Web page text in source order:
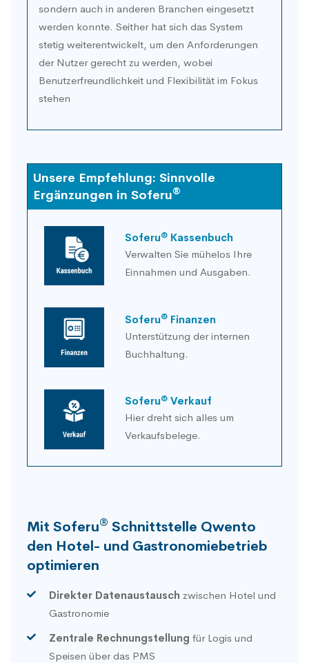
sondern auch in anderen Branchen eingesetzt
werden konnte. Seither hat sich das System
stetig weiterentwickelt, um den Anforderungen
der Nutzer gerecht zu werden, wobei
Benutzerfreundlichkeit und Flexibilität im Fokus
stehen
Unsere Empfehlung: Sinnvolle
Ergänzungen in Soferu®
Soferu®Kassenbuch
Verwalten Sie mühelos Ihre
Einnahmen und Ausgaben.
Soferu®Finanzen
Unterstützung der internen
Buchhaltung.
Soferu®Verkauf
Hier dreht sich alles um
Verkaufsbelege.
Mit Soferu® Schnittstelle Qwento
den Hotel- und Gastronomiebetrieb
optimieren
Direkter Datenaustausch zwischen Hotel und
Gastronomie
Zentrale Rechnungstellung für Logis und
Speisen über das PMS